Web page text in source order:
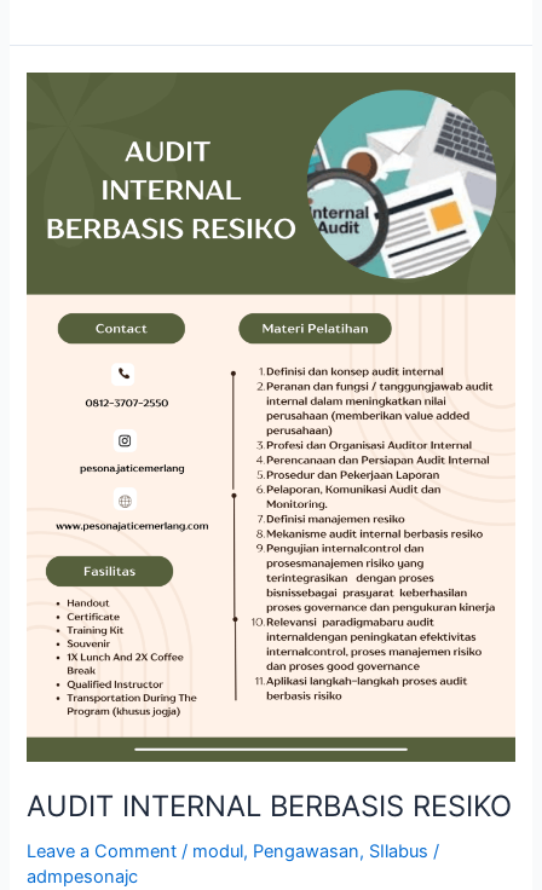
AUDIT INTERNAL BERBASIS RESIKO
Leave a Comment / modul, Pengawasan, SIlabus /
admpesonajc